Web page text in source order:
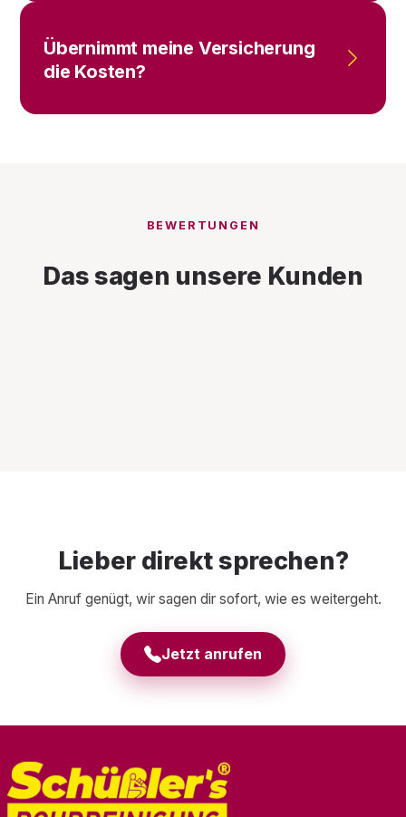
Übernimmt meine Versicherung
die Kosten?
BEWERTUNGEN
Das sagen unsere Kunden
Lieber direkt sprechen?
Ein Anruf genügt, wir sagen dir sofort, wie es weitergeht.
Jetzt anrufen